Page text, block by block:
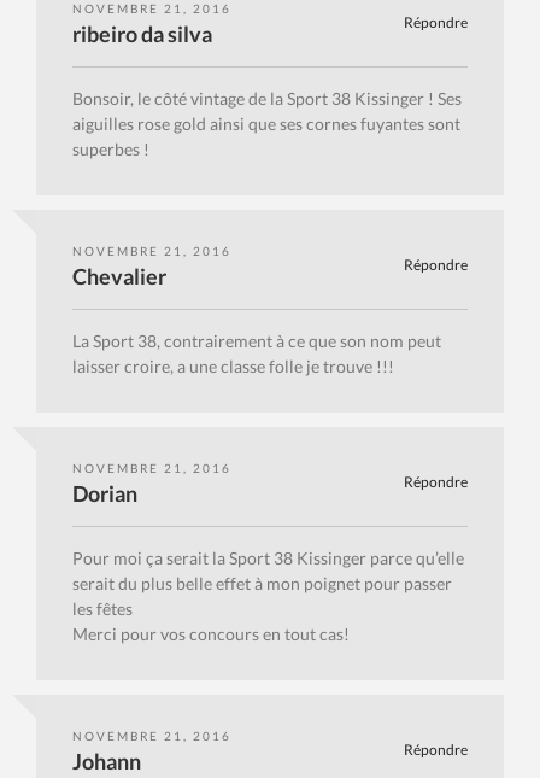
NOVEMBRE 21, 2016
Répondre
ribeiro da silva
Bonsoir, le côté vintage de la Sport 38 Kissinger ! Ses
aiguilles rose gold ainsi que ses cornes fuyantes sont
superbes !
NOVEMBRE 21, 2016
Répondre
Chevalier
La Sport 38, contrairement à ce que son nom peut
laisser croire, a une classe folle je trouve !!!
NOVEMBRE 21, 2016
Répondre
Dorian
Pour moi ça serait la Sport 38 Kissinger parce qu’elle
serait du plus belle effet à mon poignet pour passer
les fêtes
Merci pour vos concours en tout cas!
NOVEMBRE 21, 2016
Répondre
Johann